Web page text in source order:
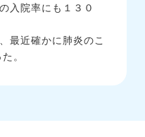
入院率にも１３０
最近確かに肺炎のこ
。